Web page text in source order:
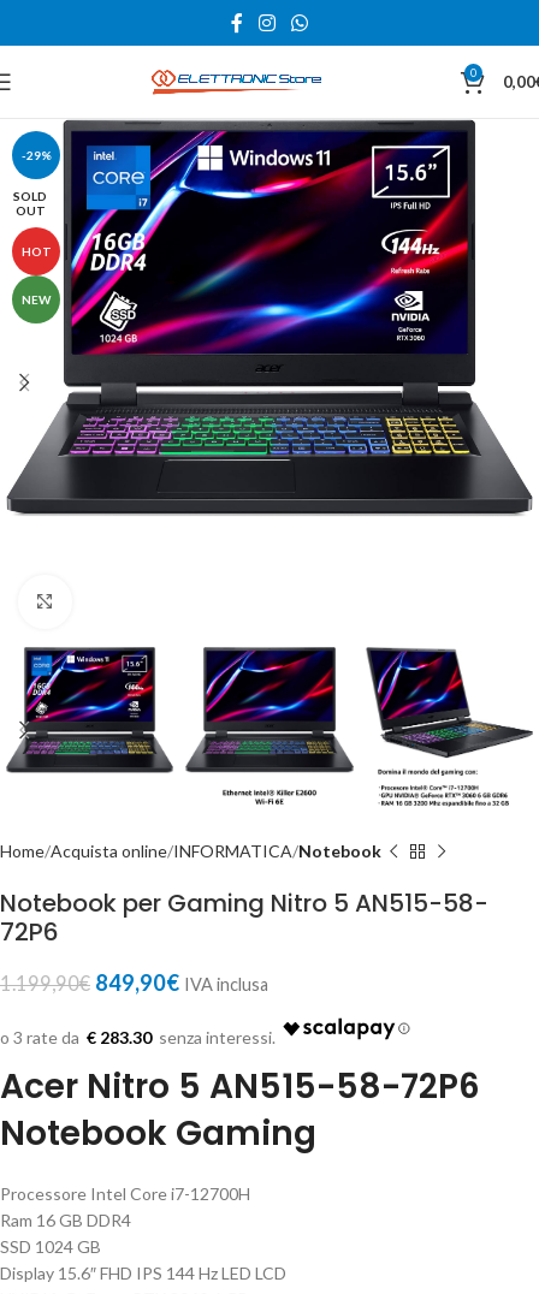
0 0,00
-29%
SOLD
OUT
HOT
NEW
Home Acquista online INFORMATICA Notebook
Notebook per Gaming Nitro 5 AN515-58-
72P6
1.199,90€ 849,90€ IVA inclusa
€ 283.30
Acer Nitro 5 AN515-58-72P6
Notebook Gaming
Processore Intel Core i7-12700H
Ram 16 GB DDR4
SSD 1024 GB
Display 15.6″ FHD IPS 144 Hz LED LCD